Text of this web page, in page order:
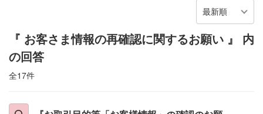
最新順
『 お客さま情報の再確認に関するお願い 』 内
の回答
全17件